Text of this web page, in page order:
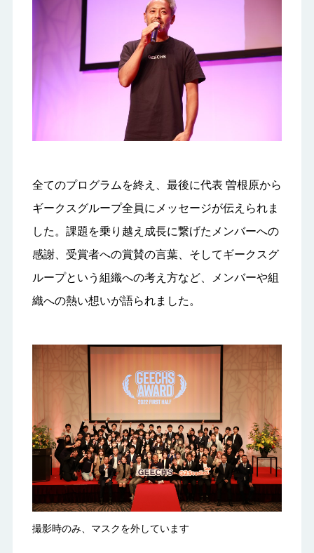
全てのプログラムを終え、最後に代表 曽根原から
ギークスグループ全員にメッセージが伝えられま
した。課題を乗り越え成長に繋げたメンバーへの
感謝、受賞者への賞賛の言葉、そしてギークスグ
ループという組織への考え方など、メンバーや組
織への熱い想いが語られました。
撮影時のみ、マスクを外しています